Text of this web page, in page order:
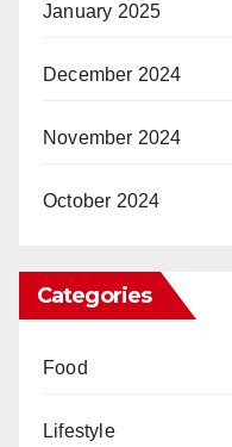
January 2025
December 2024
November 2024
October 2024
Categories
Food
Lifestyle